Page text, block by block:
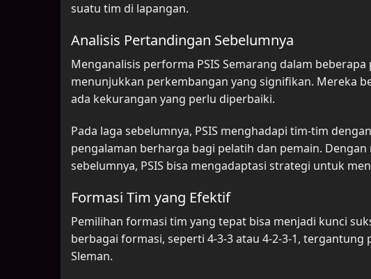
suatu tim di lapangan.
Analisis Pertandingan Sebelumnya
Menganalisis performa PSIS Semarang dalam
menunjukkan perkembangan yang signifikan. Mereka
ada kekurangan yang perlu diperbaiki.
Pada laga sebelumnya, PSIS menghadapi tim-tim
pengalaman berharga bagi pelatih dan pemain.
sebelumnya, PSIS bisa mengadaptasi strategi untuk
Formasi Tim yang Efektif
Pemilihan formasi tim yang tepat bisa menjadi kunci
berbagai formasi, seperti 4-3-3 atau 4-2-3-1,
Sleman.